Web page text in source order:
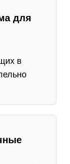
для
в